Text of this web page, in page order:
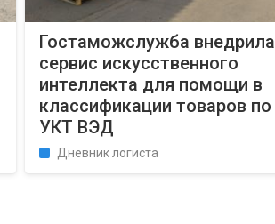
Гостаможслужба внедрила
сервис искусственного
интеллекта для помощи в
классификации товаров по
УКТ ВЭД
Дневник логиста